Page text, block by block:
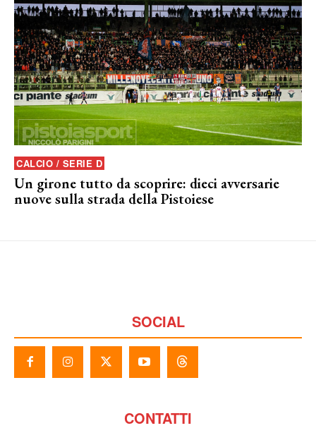
CALCIO / SERIE D
Un girone tutto da scoprire: dieci avversarie
nuove sulla strada della Pistoiese
SOCIAL
CONTATTI